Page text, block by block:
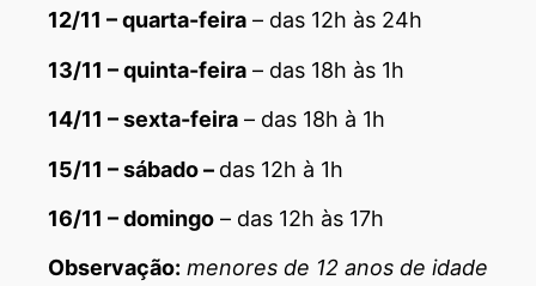
12/11 – quarta-feira – das 12h às 24h
13/11 – quinta-feira – das 18h às 1h
14/11 – sexta-feira – das 18h à 1h
15/11 – sábado – das 12h à 1h
16/11 – domingo – das 12h às 17h
Observação: menores de 12 anos de idade